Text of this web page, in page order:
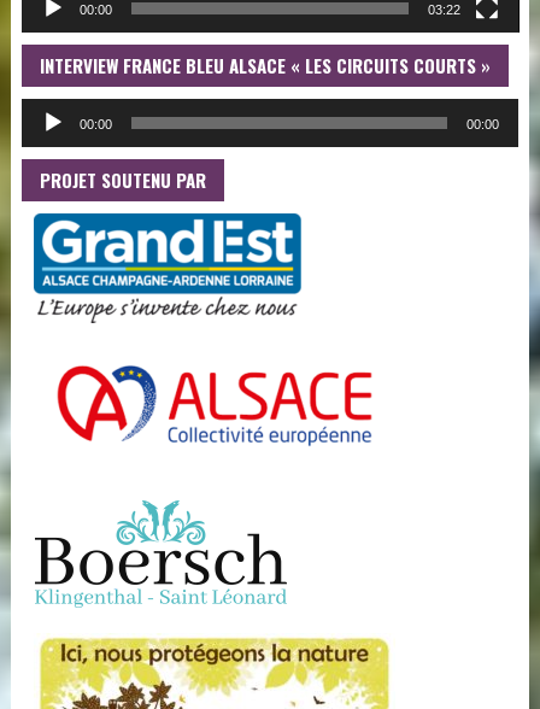
00:00 03:22
INTERVIEW FRANCE BLEU ALSACE « LES CIRCUITS COURTS »
00:00 00:00
PROJET SOUTENU PAR